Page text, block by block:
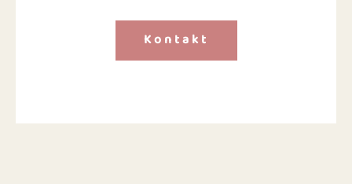
Kontakt